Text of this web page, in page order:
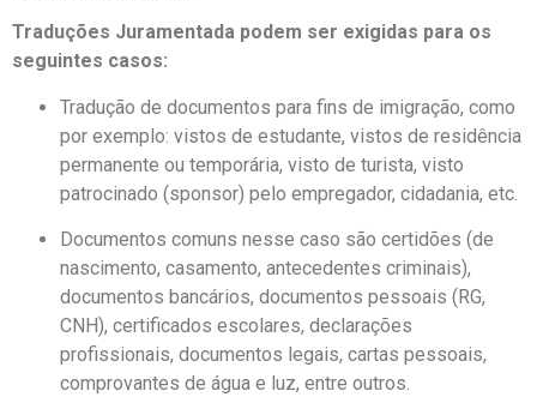
Traduções Juramentada podem ser exigidas para os
seguintes casos:
Tradução de documentos para fins de imigração, como
por exemplo: vistos de estudante, vistos de residência
permanente ou temporária, visto de turista, visto
patrocinado (sponsor) pelo empregador, cidadania, etc.
Documentos comuns nesse caso são certidões (de
nascimento, casamento, antecedentes criminais),
documentos bancários, documentos pessoais (RG,
CNH), certificados escolares, declarações
profissionais, documentos legais, cartas pessoais,
comprovantes de água e luz, entre outros.